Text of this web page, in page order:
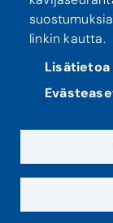
Tietosuoja
linkin kautta.